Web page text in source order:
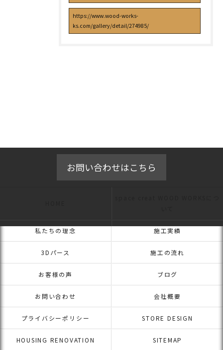
https://www.wood-works-
ks.com/gallery/detail/274985/
お問い合わせはこちら
私たちの理念 施工実績
3Dパース 施工の流れ
お客様の声 ブログ
お問い合わせ 会社概要
プライバシーポリシー STORE DESIGN
HOUSING RENOVATION SITEMAP